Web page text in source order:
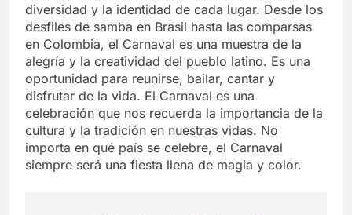
diversidad y la identidad de cada lugar. Desde los
desfiles de samba en Brasil hasta las comparsas
en Colombia, el Carnaval es una muestra de la
alegría y la creatividad del pueblo latino. Es una
oportunidad para reunirse, bailar, cantar y
disfrutar de la vida. El Carnaval es una
celebración que nos recuerda la importancia de la
cultura y la tradición en nuestras vidas. No
importa en qué país se celebre, el Carnaval
siempre será una fiesta llena de magia y color.